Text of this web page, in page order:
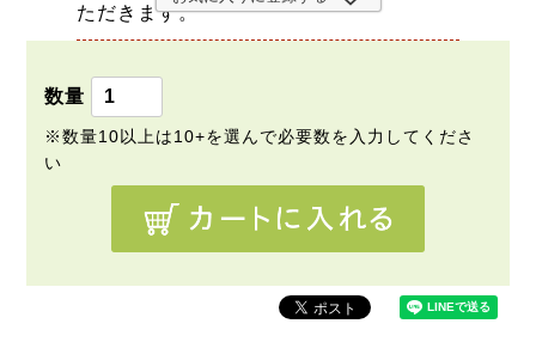
ただきます。